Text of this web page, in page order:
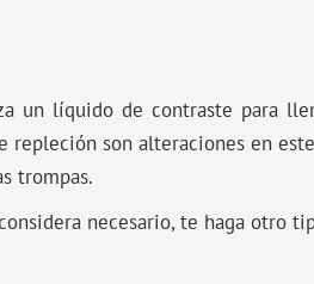
un líquido de contraste para
repleción son alteraciones en
trompas.
necesario, te haga otro